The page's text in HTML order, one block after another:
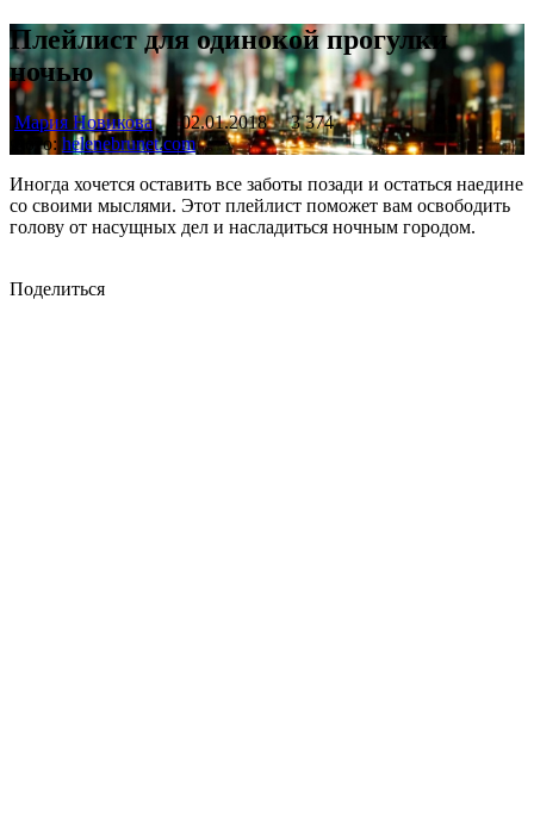
Плейлист для одинокой прогулки
ночью
Мария Новикова 02.01.2018
3 374
Фото: helenebrunet.com
Иногда хочется оставить все заботы позади и остаться наедине
со своими мыслями. Этот плейлист поможет вам освободить
голову от насущных дел и насладиться ночным городом.
Поделиться